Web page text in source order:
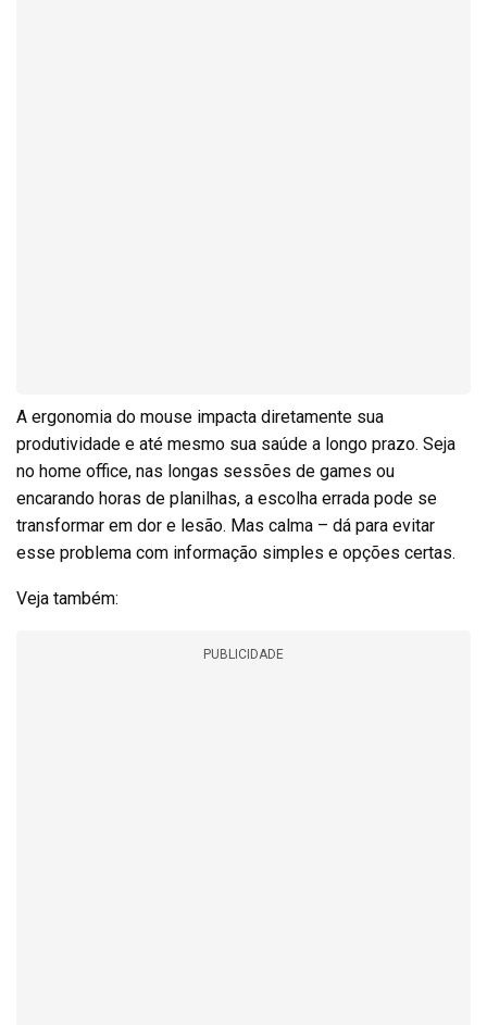
A ergonomia do mouse impacta diretamente sua
produtividade e até mesmo sua saúde a longo prazo. Seja
no home office, nas longas sessões de games ou
encarando horas de planilhas, a escolha errada pode se
transformar em dor e lesão. Mas calma – dá para evitar
esse problema com informação simples e opções certas.
Veja também:
PUBLICIDADE